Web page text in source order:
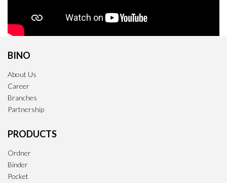
BINO
About Us
Career
Branches
Partnership
PRODUCTS
Ordner
Binder
Pocket